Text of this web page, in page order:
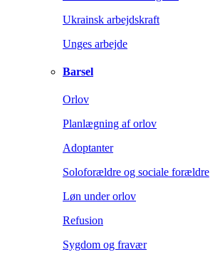
Ukrainsk arbejdskraft
Unges arbejde
Barsel
Orlov
Planlægning af orlov
Adoptanter
Soloforældre og sociale forældre
Løn under orlov
Refusion
Sygdom og fravær